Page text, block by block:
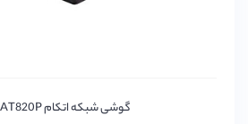
گوشی شبکه اتکام Atcom AT820P